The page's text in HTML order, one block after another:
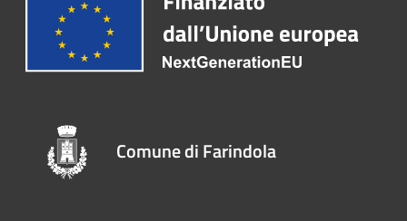
Comune di Farindola